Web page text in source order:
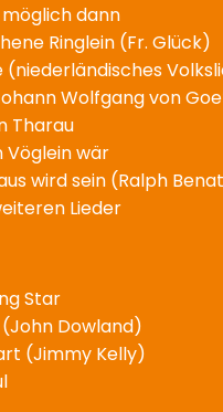
möglich dann
Ringlein (Fr. Glück)
(niederländisches
Wolfgang von
Tharau
Vöglein wär
wird sein (Ralph
Lieder
Star
Dowland)
(Jimmy Kelly)